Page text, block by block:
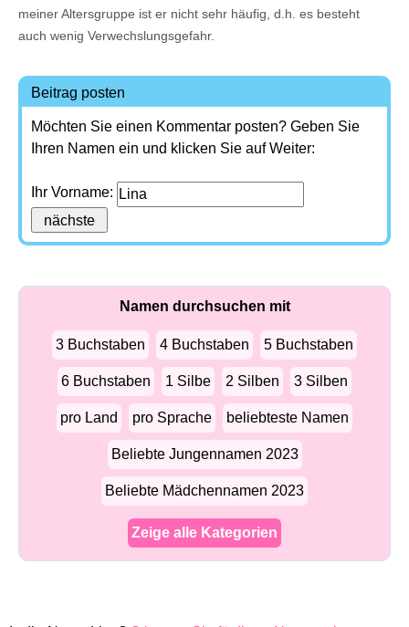
meiner Altersgruppe ist er nicht sehr häufig, d.h. es besteht
auch wenig Verwechslungsgefahr.
Beitrag posten
Möchten Sie einen Kommentar posten? Geben Sie
Ihren Namen ein und klicken Sie auf Weiter:
Ihr Vorname:
Namen durchsuchen mit
3 Buchstaben 4 Buchstaben 5 Buchstaben
6 Buchstaben 1 Silbe 2 Silben 3 Silben
pro Land pro Sprache beliebteste Namen
Beliebte Jungennamen 2023
Beliebte Mädchennamen 2023
Zeige alle Kategorien